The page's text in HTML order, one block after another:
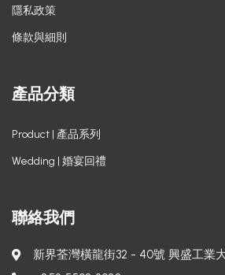
隱私政策
條款與細則
產品分類
Product | 產品系列
Wedding | 婚宴回禮
聯絡我們
新界荃灣橫龍街32 - 40號 興盛工業